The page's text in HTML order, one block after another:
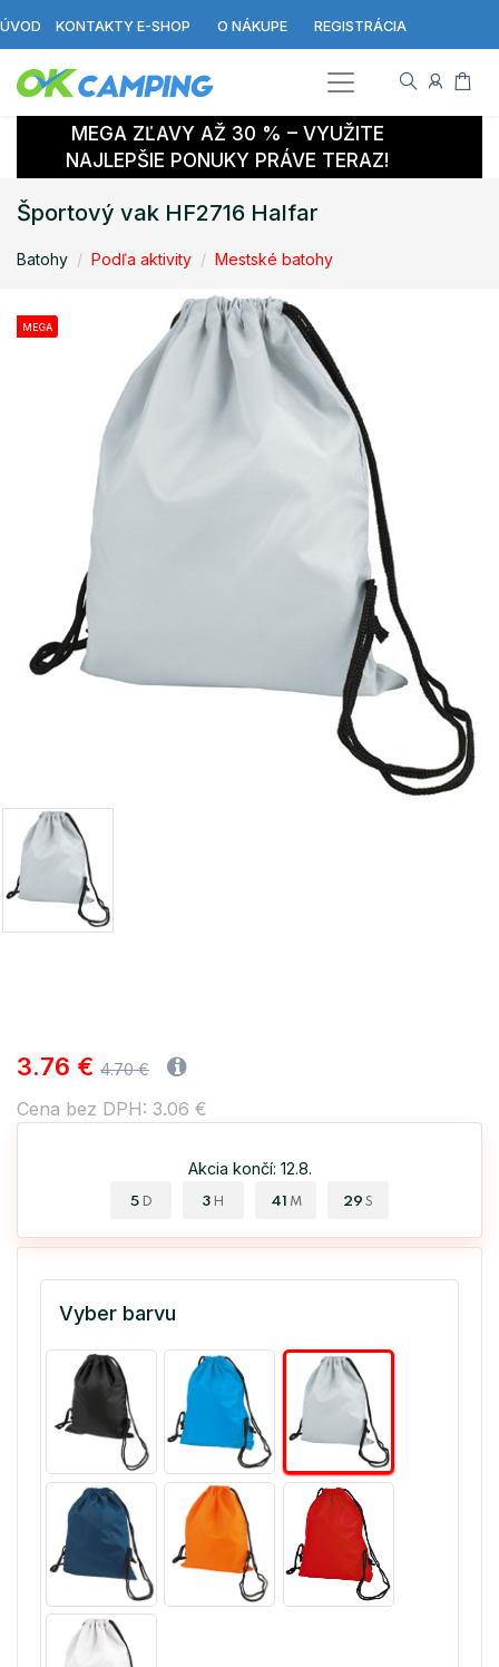
ÚVOD KONTAKTY E-SHOP O NÁKUPE REGISTRÁCIA
MEGA ZĽAVY AŽ 30 % – VYUŽITE
NAJLEPŠIE PONUKY PRÁVE TERAZ!
Športový vak HF2716 Halfar
Batohy Podľa aktivity Mestské batohy
MEGA
3.76 € 4.70 €
Cena bez DPH: 3.06 €
Akcia končí: 12.8.
5 D 3 H 41 M 29 S
Vyber barvu